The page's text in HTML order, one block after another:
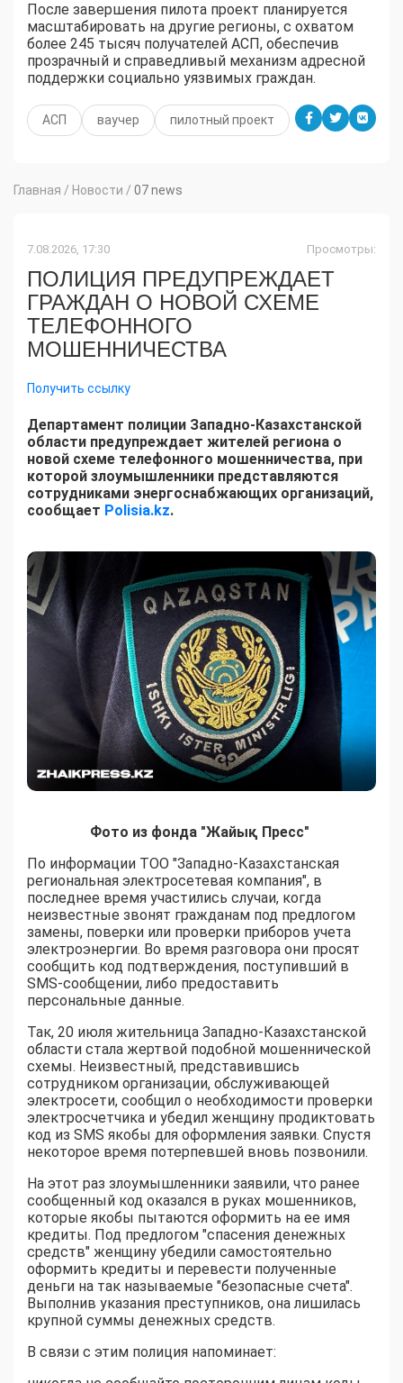
После завершения пилота проект планируется
масштабировать на другие регионы, с охватом
более 245 тысяч получателей АСП, обеспечив
прозрачный и справедливый механизм адресной
поддержки социально уязвимых граждан.
АСП ваучер пилотный проект
Главная / Новости / 07 news
7.08.2026, 17:30 Просмотры:
ПОЛИЦИЯ ПРЕДУПРЕЖДАЕТ
ГРАЖДАН О НОВОЙ СХЕМЕ
ТЕЛЕФОННОГО
МОШЕННИЧЕСТВА
Получить ссылку
Департамент полиции Западно-Казахстанской
области предупреждает жителей региона о
новой схеме телефонного мошенничества, при
которой злоумышленники представляются
сотрудниками энергоснабжающих организаций,
сообщает Polisia.kz.
Фото из фонда "Жайық Пресс"
По информации ТОО "Западно-Казахстанская
региональная электросетевая компания", в
последнее время участились случаи, когда
неизвестные звонят гражданам под предлогом
замены, поверки или проверки приборов учета
электроэнергии. Во время разговора они просят
сообщить код подтверждения, поступивший в
SMS-сообщении, либо предоставить
персональные данные.
Так, 20 июля жительница Западно-Казахстанской
области стала жертвой подобной мошеннической
схемы. Неизвестный, представившись
сотрудником организации, обслуживающей
электросети, сообщил о необходимости проверки
электросчетчика и убедил женщину продиктовать
код из SMS якобы для оформления заявки. Спустя
некоторое время потерпевшей вновь позвонили.
На этот раз злоумышленники заявили, что ранее
сообщенный код оказался в руках мошенников,
которые якобы пытаются оформить на ее имя
кредиты. Под предлогом "спасения денежных
средств" женщину убедили самостоятельно
оформить кредиты и перевести полученные
деньги на так называемые "безопасные счета".
Выполнив указания преступников, она лишилась
крупной суммы денежных средств.
В связи с этим полиция напоминает: